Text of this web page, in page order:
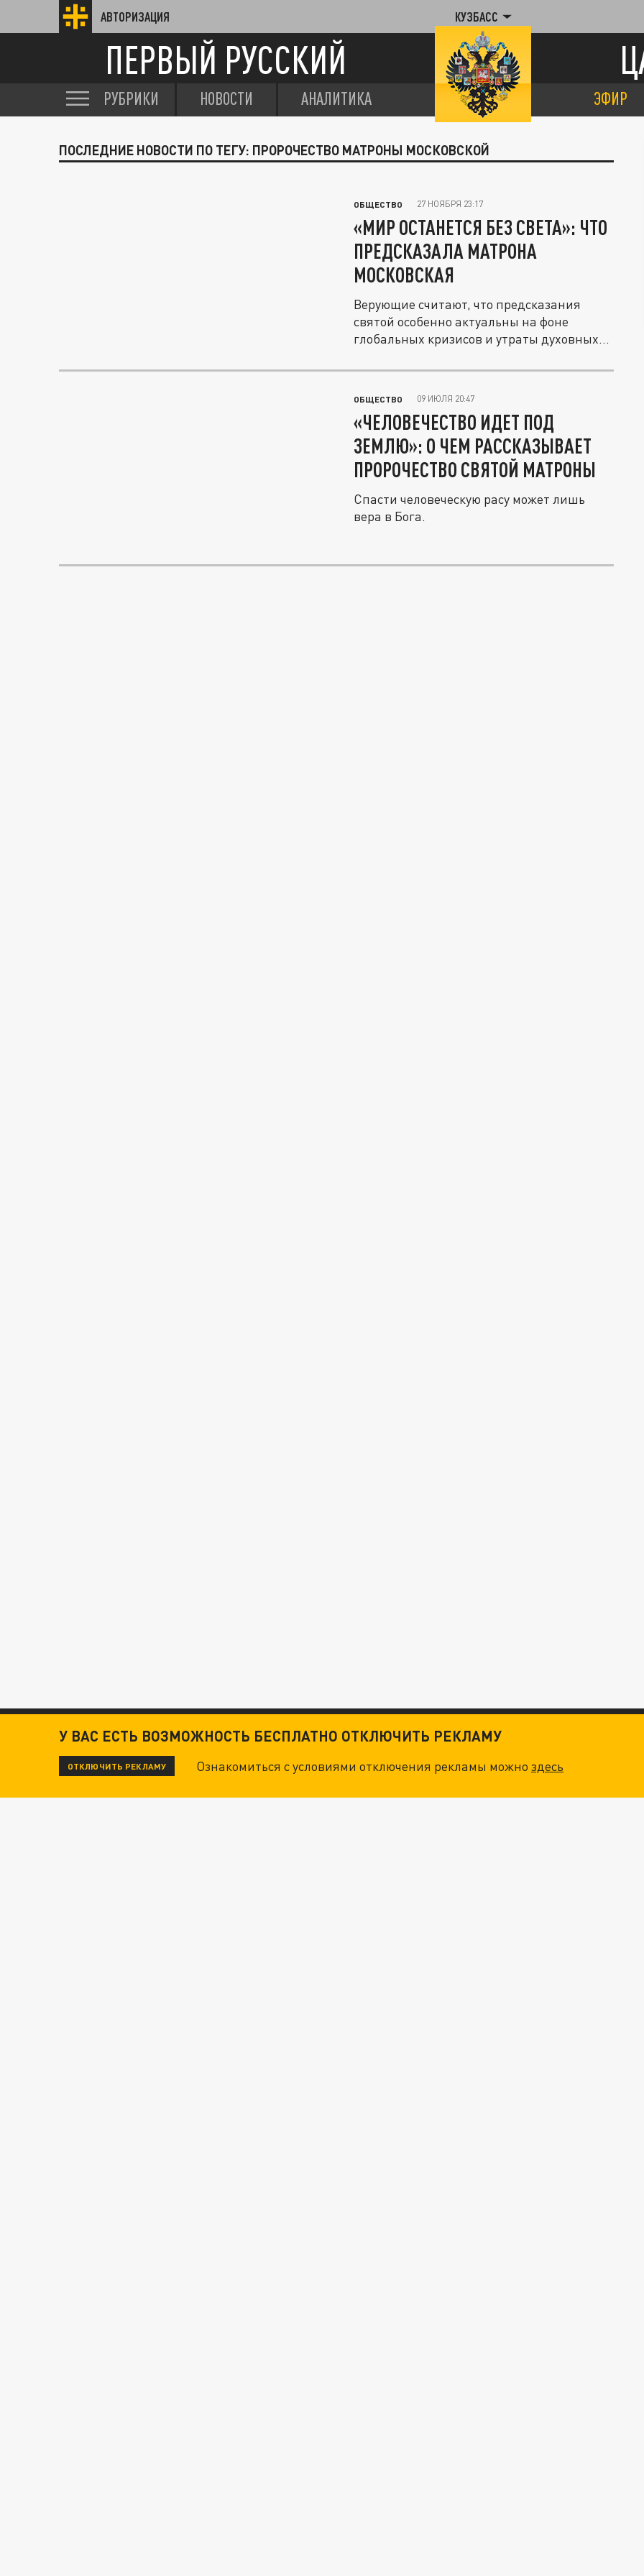
АВТОРИЗАЦИЯ КУЗБАСС
ПЕРВЫЙ РУССКИЙ
РУБРИКИ НОВОСТИ АНАЛИТИКА ЭФИР
ПОСЛЕДНИЕ НОВОСТИ ПО ТЕГУ: ПРОРОЧЕСТВО МАТРОНЫ МОСКОВСКОЙ
ОБЩЕСТВО 27 НОЯБРЯ 23:17
«МИР ОСТАНЕТСЯ БЕЗ СВЕТА»: ЧТО
ПРЕДСКАЗАЛА МАТРОНА
МОСКОВСКАЯ
Верующие считают, что предсказания
святой особенно актуальны на фоне
глобальных кризисов и утраты духовных...
ОБЩЕСТВО 09 ИЮЛЯ 20:47
«ЧЕЛОВЕЧЕСТВО ИДЕТ ПОД
ЗЕМЛЮ»: О ЧЕМ РАССКАЗЫВАЕТ
ПРОРОЧЕСТВО СВЯТОЙ МАТРОНЫ
Спасти человеческую расу может лишь
вера в Бога.
У ВАС ЕСТЬ ВОЗМОЖНОСТЬ БЕСПЛАТНО ОТКЛЮЧИТЬ РЕКЛАМУ
ОТКЛЮЧИТЬ РЕКЛАМУ Ознакомиться с условиями отключения рекламы можноздесь